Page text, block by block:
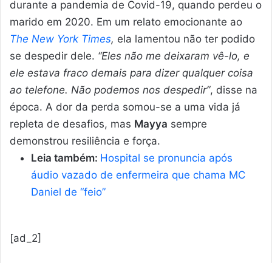
durante a pandemia de Covid-19, quando perdeu o
marido em 2020. Em um relato emocionante ao
The New York Times, ela lamentou não ter podido
se despedir dele. “Eles não me deixaram vê-lo, e
ele estava fraco demais para dizer qualquer coisa
ao telefone. Não podemos nos despedir”, disse na
época. A dor da perda somou-se a uma vida já
repleta de desafios, mas Mayya sempre
demonstrou resiliência e força.
Leia também: Hospital se pronuncia após
áudio vazado de enfermeira que chama MC
Daniel de “feio”
[ad_2]